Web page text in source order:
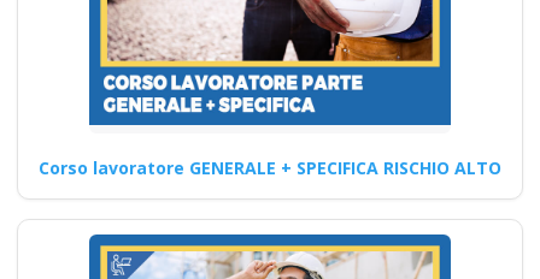
Corsi in aula per la formazione
sulla sicurezza: Corsi in
presenza Nuovo…
Continua
Corso lavoratore GENERALE + SPECIFICA RISCHIO ALTO